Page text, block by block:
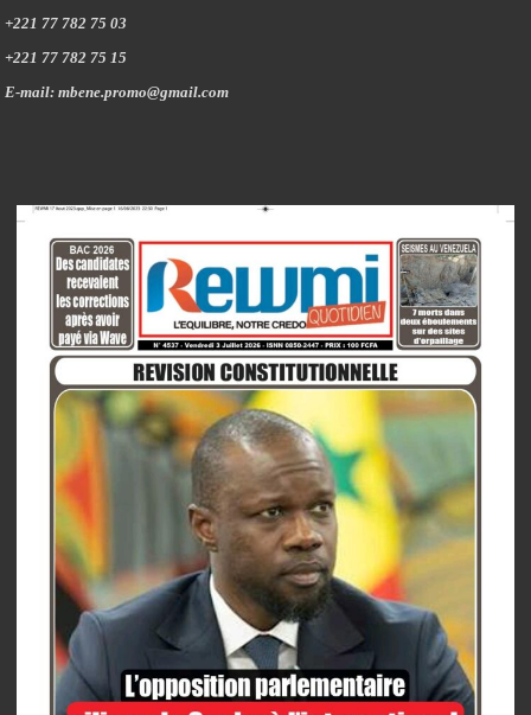
+221 77 782 75 03
+221 77 782 75 15
E-mail: mbene.promo@gmail.com